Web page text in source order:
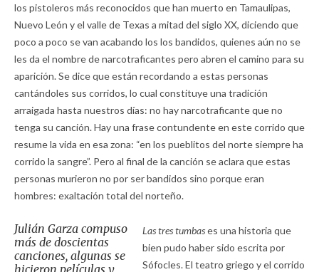
los pistoleros más reconocidos que han muerto en Tamaulipas,
Nuevo León y el valle de Texas a mitad del siglo XX, diciendo que
poco a poco se van acabando los los bandidos, quienes aún no se
les da el nombre de narcotraficantes pero abren el camino para su
aparición. Se dice que están recordando a estas personas
cantándoles sus corridos, lo cual constituye una tradición
arraigada hasta nuestros días: no hay narcotraficante que no
tenga su canción. Hay una frase contundente en este corrido que
resume la vida en esa zona: “en los pueblitos del norte siempre ha
corrido la sangre”. Pero al final de la canción se aclara que estas
personas murieron no por ser bandidos sino porque eran
hombres: exaltación total del norteño.
Julián Garza compuso
más de doscientas
canciones, algunas se
hicieron películas y
Las tres tumbases una historia que
bien pudo haber sido escrita por
Sófocles. El teatro griego y el corrido